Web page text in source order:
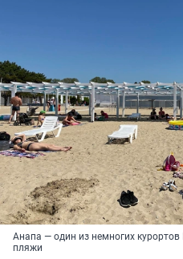
Анапа — один из немногих курортов
пляжи